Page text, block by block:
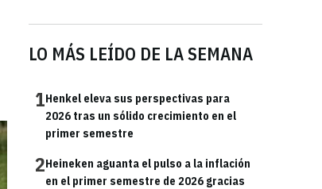
LO MÁS LEÍDO DE LA SEMANA
1Henkel eleva sus perspectivas para
2026 tras un sólido crecimiento en el
primer semestre
2Heineken aguanta el pulso a la inflación
en el primer semestre de 2026 gracias